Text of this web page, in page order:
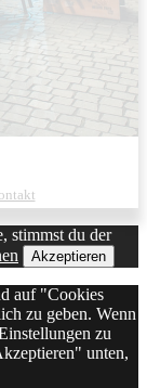
stimmst du der
Akzeptieren
auf "Cookies
zu geben. Wenn
zu
unten,